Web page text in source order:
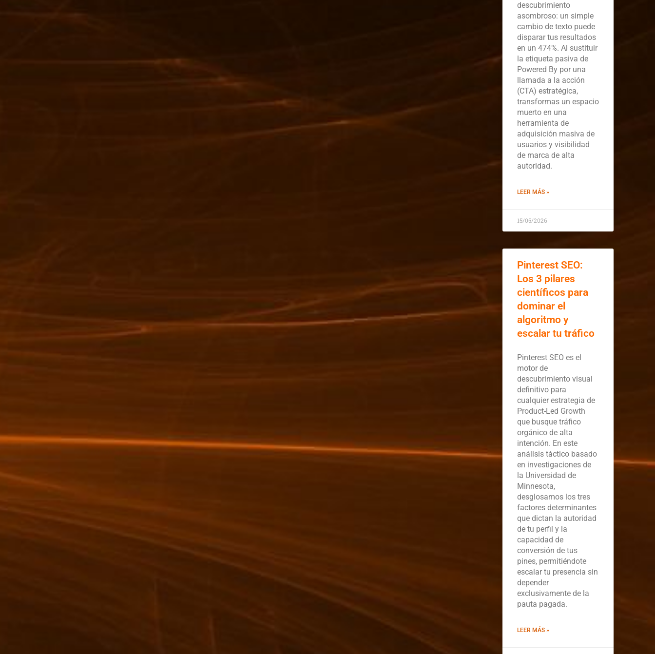
descubrimiento
asombroso: un simple
cambio de texto puede
disparar tus resultados
en un 474%. Al sustituir
la etiqueta pasiva de
Powered By por una
llamada a la acción
(CTA) estratégica,
transformas un espacio
muerto en una
herramienta de
adquisición masiva de
usuarios y visibilidad
de marca de alta
autoridad.
LEER MÁS »
15/05/2026
Pinterest SEO:
Los 3 pilares
científicos para
dominar el
algoritmo y
escalar tu tráfico
Pinterest SEO es el
motor de
descubrimiento visual
definitivo para
cualquier estrategia de
Product-Led Growth
que busque tráfico
orgánico de alta
intención. En este
análisis táctico basado
en investigaciones de
la Universidad de
Minnesota,
desglosamos los tres
factores determinantes
que dictan la autoridad
de tu perfil y la
capacidad de
conversión de tus
pines, permitiéndote
escalar tu presencia sin
depender
exclusivamente de la
pauta pagada.
LEER MÁS »